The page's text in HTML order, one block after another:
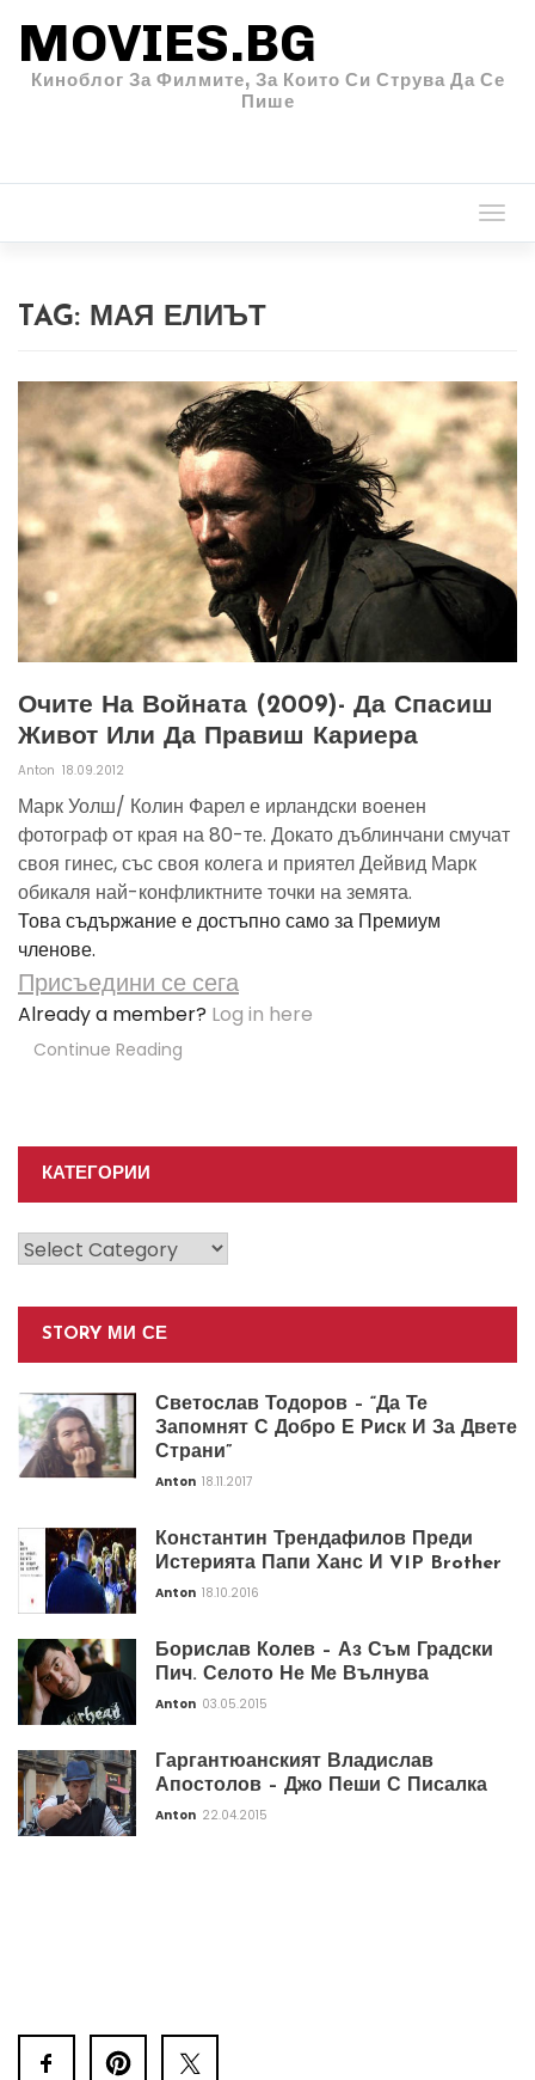
MOVIES.BG
Киноблог За Филмите, За Които Си Струва Да Се
Пише
TAG: МАЯ ЕЛИЪТ
Очите На Войната (2009)- Да Спасиш
Живот Или Да Правиш Кариера
Anton 18.09.2012
Марк Уолш/ Колин Фарел е ирландски военен
фотограф oт края на 80-те. Докато дъблинчани смучат
своя гинес, със своя колега и приятел Дейвид Марк
обикаля най-конфликтните точки на земята.
Това съдържание е достъпно само за Премиум
членове.
Присъедини се сега
Already a member? Log in here
Continue Reading
КАТЕГОРИИ
Категории
STORY МИ СЕ
Светослав Тодоров – “Да Те
Запомнят С Добро Е Риск И За Двете
Страни”
Anton 18.11.2017
Константин Трендафилов Преди
Истерията Папи Ханс И VIP Brother
Anton 18.10.2016
Борислав Колев – Аз Съм Градски
Пич. Селото Не Ме Вълнува
Anton 03.05.2015
Гаргантюанският Владислав
Апостолов – Джо Пеши С Писалка
Anton 22.04.2015